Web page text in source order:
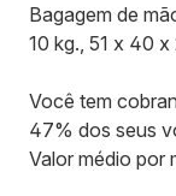
Bagagem de
10 kg., 51 x 40 x
Você tem
47% dos seus
Valor médio por